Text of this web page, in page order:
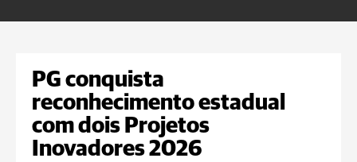
PG conquista
reconhecimento estadual
com dois Projetos
Inovadores 2026